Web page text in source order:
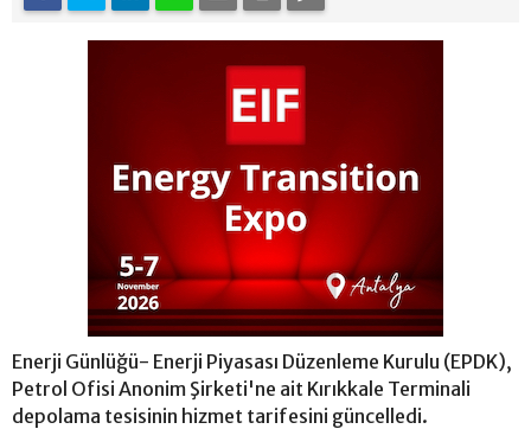
Enerji Günlüğü- Enerji Piyasası Düzenleme Kurulu (EPDK),
Petrol Ofisi Anonim Şirketi'ne ait Kırıkkale Terminali
depolama tesisinin hizmet tarifesini güncelledi.